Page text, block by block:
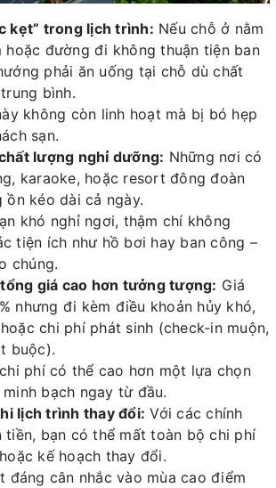
kẹt” trong lịch trình: Nếu chỗ ở nằm
hoặc đường đi không thuận tiện ban
phải ăn uống tại chỗ dù chất
bình.
không còn linh hoạt mà bị bó hẹp
sạn.
lượng nghỉ dưỡng: Những nơi có
karaoke, hoặc resort đông đoàn
kéo dài cả ngày.
khó nghỉ ngơi, thậm chí không
tiện ích như hồ bơi hay ban công –
chúng.
tổng giá cao hơn tưởng tượng: Giá
nhưng đi kèm điều khoản hủy khó,
chi phí phát sinh (check-in muộn,
buộc).
phí có thể cao hơn một lựa chọn
bạch ngay từ đầu.
lịch trình thay đổi: Với các chính
tiền, bạn có thể mất toàn bộ chi phí
kế hoạch thay đổi.
đáng cân nhắc vào mùa cao điểm